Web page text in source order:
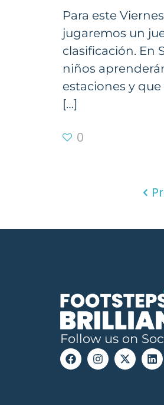
Para este
jugaremos un
clasificación. En
niños
estaciones y
[…]
0
Follow us on